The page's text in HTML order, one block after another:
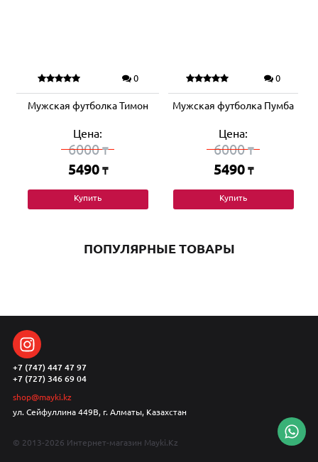
0
Мужская футболка Тимон
Цена:
6000₸
5490 ₸
Купить
0
Мужская футболка Пумба
Цена:
6000₸
5490 ₸
Купить
ПОПУЛЯРНЫЕ ТОВАРЫ
+7 (747) 447 47 97
+7 (727) 346 69 04
shop@mayki.kz
ул. Сейфуллина 449В, г. Алматы, Казахстан
© 2013-2026 Интернет-магазин Mayki.Kz